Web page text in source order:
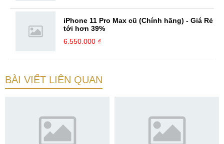
iPhone 11 Pro Max cũ (Chính hãng) - Giá Rẻ
tới hơn 39%
6.550.000 ₫
BÀI VIẾT LIÊN QUAN